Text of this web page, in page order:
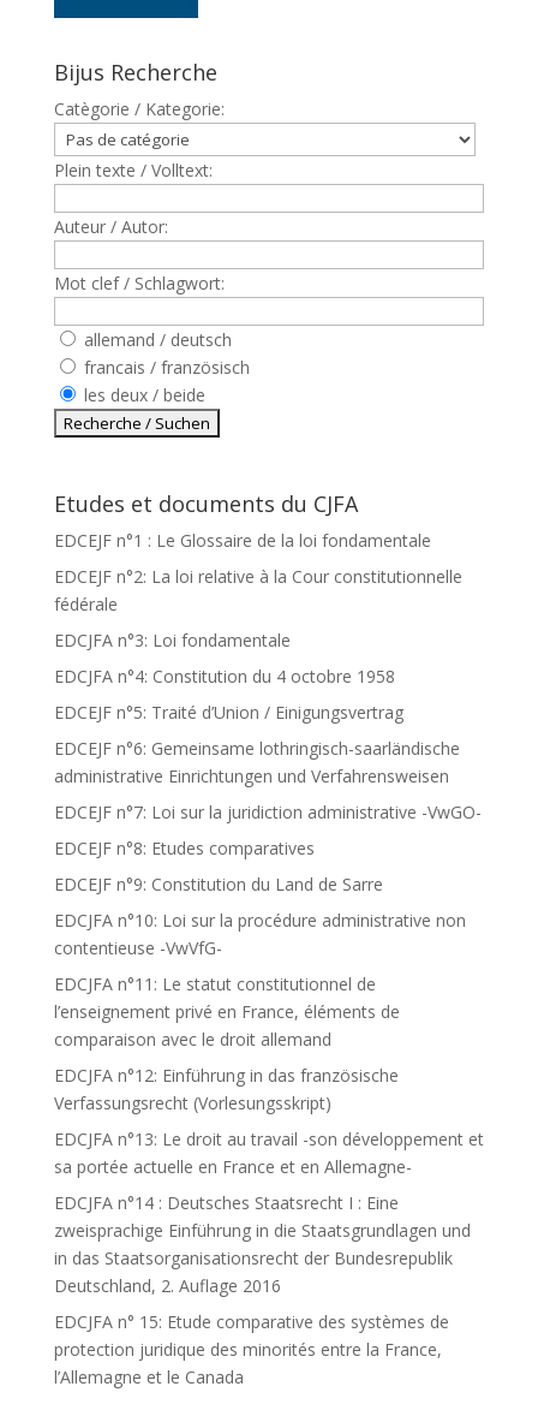
Bijus Recherche
Catègorie / Kategorie:
Plein texte / Volltext:
Auteur / Autor:
Mot clef / Schlagwort:
allemand / deutsch
francais / französisch
les deux / beide
Etudes et documents du CJFA
EDCEJF n°1 : Le Glossaire de la loi fondamentale
EDCEJF n°2: La loi relative à la Cour constitutionnelle
fédérale
EDCJFA n°3: Loi fondamentale
EDCJFA n°4: Constitution du 4 octobre 1958
EDCEJF n°5: Traité d’Union / Einigungsvertrag
EDCEJF n°6: Gemeinsame lothringisch-saarländische
administrative Einrichtungen und Verfahrensweisen
EDCEJF n°7: Loi sur la juridiction administrative -VwGO-
EDCEJF n°8: Etudes comparatives
EDCEJF n°9: Constitution du Land de Sarre
EDCJFA n°10: Loi sur la procédure administrative non
contentieuse -VwVfG-
EDCJFA n°11: Le statut constitutionnel de
l’enseignement privé en France, éléments de
comparaison avec le droit allemand
EDCJFA n°12: Einführung in das französische
Verfassungsrecht (Vorlesungsskript)
EDCJFA n°13: Le droit au travail -son développement et
sa portée actuelle en France et en Allemagne-
EDCJFA n°14 : Deutsches Staatsrecht I : Eine
zweisprachige Einführung in die Staatsgrundlagen und
in das Staatsorganisationsrecht der Bundesrepublik
Deutschland, 2. Auflage 2016
EDCJFA n° 15: Etude comparative des systèmes de
protection juridique des minorités entre la France,
l’Allemagne et le Canada